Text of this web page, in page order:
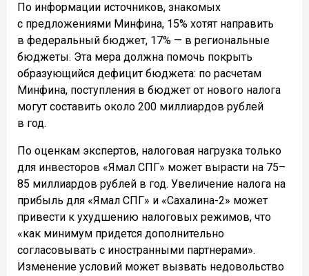
По информации источников, знакомых
с предложениями Минфина, 15% хотят направить
в федеральный бюджет, 17% — в региональные
бюджеты. Эта мера должна помочь покрыть
образующийся дефицит бюджета: по расчетам
Минфина, поступления в бюджет от нового налога
могут составить около 200 миллиардов рублей
в год.
По оценкам экспертов, налоговая нагрузка только
для инвесторов «Ямал СПГ» может вырасти на 75–
85 миллиардов рублей в год. Увеличение налога на
прибыль для «Ямал СПГ» и «Сахалина-2» может
привести к ухудшению налоговых режимов, что
«как минимум придется дополнительно
согласовывать с иностранными партнерами».
Изменение условий может вызвать недовольство